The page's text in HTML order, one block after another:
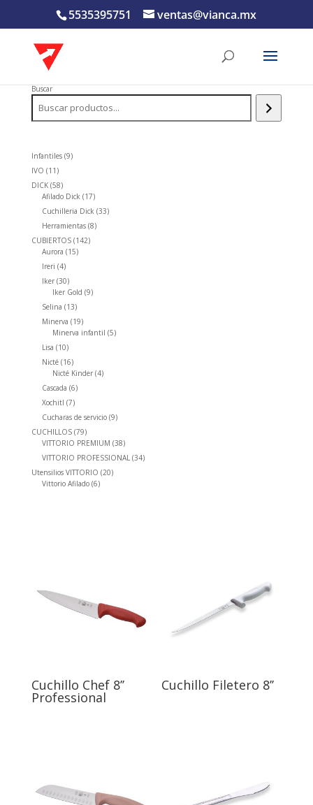
5535395751 ventas@vianca.mx
Buscar
Infantiles 99
IVO 11 11
productos
DICK 5858
productos
Afilado Dick 1717
productos
Cuchilleria Dick 3333
Herramientas 88
CUBIERTOS 142142
Aurora 1515
Ireri 44
productos
Iker 3030
productos
Iker Gold 99
Selina 1313
productos
Minerva 1919
productos
Minerva infantil 55
Lisa 1010
productos
Nicté 1616
productos
Nicté Kinder 44
Cascada 66
productos
Xochitl 77
productos
Cucharas de servicio 99
CUCHILLOS 7979
productos
VITTORIO PREMIUM 3838
productos
VITTORIO PROFESSIONAL 3434
Utensilios VITTORIO 2020
Vittorio Afilado 66
Cuchillo Chef 8’’
Professional
Cuchillo Filetero 8’’